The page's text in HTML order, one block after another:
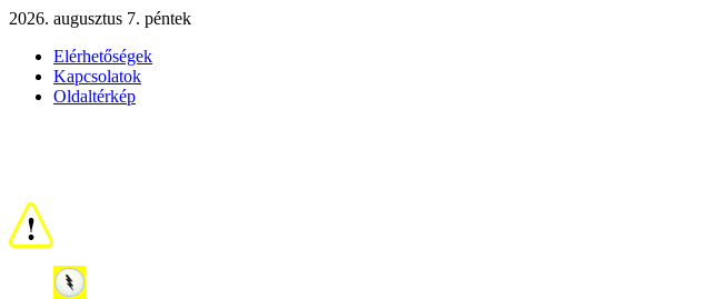
2026. augusztus 7. péntek
Elérhetőségek
Kapcsolatok
Oldaltérkép